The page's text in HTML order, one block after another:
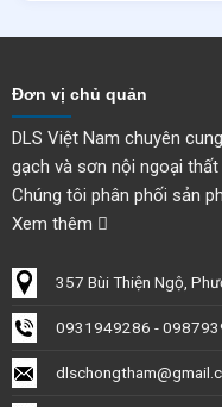
Đơn vị chủ quản
DLS Việt Nam chuyên
gạch và sơn nội ngoại thất
Chúng tôi phân phối sản
Xem thêm
357 Bùi Thiện Ngộ,
0931949286 -